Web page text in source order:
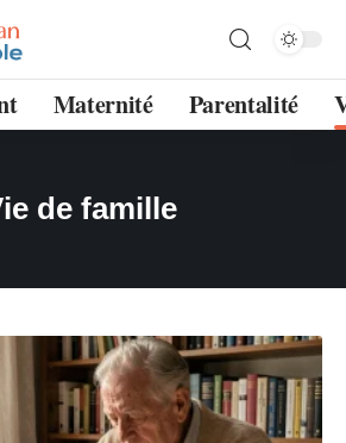
Maternité Parentalité
de famille